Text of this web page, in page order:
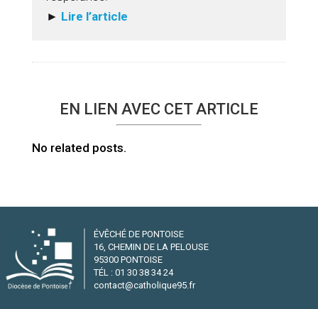
► Lire l’article
EN LIEN AVEC CET ARTICLE
No related posts.
ÉVÊCHÉ DE PONTOISE
16, CHEMIN DE LA PELOUSE
95300 PONTOISE
TÉL : 01 30 38 34 24
contact@catholique95.fr